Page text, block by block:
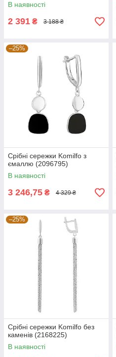
В наявності
2 391 ₴ 3 188 ₴
–25%
Срібні сережки Komilfo з
ємаллю (2096795)
В наявності
3 246,75 ₴ 4 329 ₴
–25%
Срібні сережки Komilfo без
каменів (2168225)
В наявності